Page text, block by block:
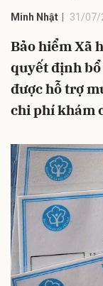
Minh Nhật 31/07/
Bảo hiểm Xã
quyết định
được hỗ trợ
chi phí khám